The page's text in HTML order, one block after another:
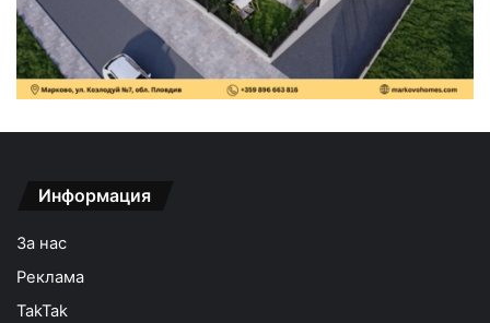
Информация
За нас
Реклама
TakTak